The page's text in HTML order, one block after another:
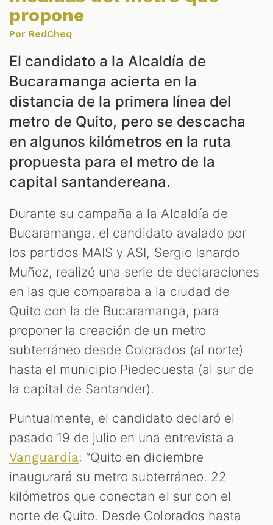
propone
Por RedCheq
El candidato a la Alcaldía de
Bucaramanga acierta en la
distancia de la primera línea del
metro de Quito, pero se descacha
en algunos kilómetros en la ruta
propuesta para el metro de la
capital santandereana.
Durante su campaña a la Alcaldía de
Bucaramanga, el candidato avalado por
los partidos MAIS y ASI, Sergio Isnardo
Muñoz, realizó una serie de declaraciones
en las que comparaba a la ciudad de
Quito con la de Bucaramanga, para
proponer la creación de un metro
subterráneo desde Colorados (al norte)
hasta el municipio Piedecuesta (al sur de
la capital de Santander).
Puntualmente, el candidato declaró el
pasado 19 de julio en una entrevista a
Vanguardia: “Quito en diciembre
inaugurará su metro subterráneo. 22
kilómetros que conectan el sur con el
norte de Quito. Desde Colorados hasta